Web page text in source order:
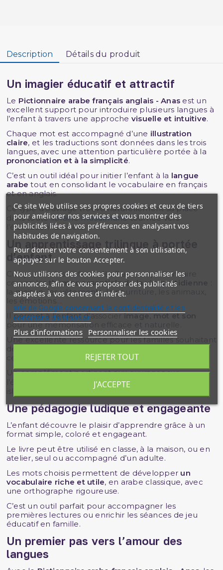
Description Détails du produit
Un imagier éducatif et attractif
Le Pictionnaire arabe français anglais - Anas est un
excellent support pour introduire plusieurs langues à
l’enfant à travers une approche visuelle et intuitive.
Chaque mot est accompagné d’une illustration
claire, et les traductions sont données dans les trois
langues, avec une attention particulière portée à la
prononciation et à la simplicité.
C’est un outil idéal pour initier l’enfant à la langue
arabe tout en consolidant le vocabulaire en français
et en anglais.
Ce type d’ouvrage trouve naturellement sa place
dans toutelibrairie musulmanetournée vers
l’éducation familiale.
Un apprentissage trilingue à portée
d’enfant
Conçu pour les enfants dès 3 ans, ce pictionnaire
couvre les thèmes essentiels de la vie quotidienne
la maison, les vêtements, la nourriture, les animaux,
les émotions…
Il permet à l’enfant d’associerimage, mot et son
pour une mémorisation efficace et naturelle.
Une excellente ressource pour les familles souhaitant
ceux qui veulent introduire l’ arabe à la maison
Un complément pertinent aux ouvrages sur
ou enenfant
Une pédagogie ludique et engageante
L’enfant découvre le plaisir d’apprendre grâce à un
format simple, coloré et engageant.
Le livre peut être utilisé en classe, à la maison, ou en
atelier, seul ou accompagné d’un adulte.
Les mots choisis permettent de développer un
vocabulaire riche et utile, en arabe classique, avec
une orthographe rigoureuse.
C’est un outil parfait pour accompagner les
premières lectures ou enrichir les séances de jeu
éducatif en famille.
Un premier pas vers l’amour des
langues
Ce site Web utilise ses propres cookies et ceux de tiers
pour améliorer nos services et vous montrer des
publicités liées à vos préférences en analysant vos
habitudes de navigation.
Pour donner votre consentement à son utilisation,
appuyez sur le bouton Accepter.
Nous utilisons des cookies pour personnaliser les
annonces, afin de vous proposer des publicités
adaptées à vos centres d'intérêt.
site de Google concernant la confidentialité et les
conditions d'utilisation
Plus d'informations Personnaliser les cookies
REJETER TOUT
J'ACCEPTE